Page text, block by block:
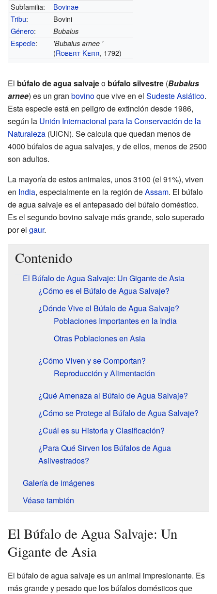
Subfamilia:
Bovinae
Tribu:
Bovini
Género: Bubalus
Especie: 'Bubalus arnee '
(Robert Kerr, 1792)
El búfalo de agua salvajeo búfalo silvestre (Bubalus
arnee) es un gran bovinoque vive en el Sudeste Asiático.
Esta especie está en peligro de extinción desde 1986,
según la Unión Internacional para la Conservación de la
Naturaleza (UICN). Se calcula que quedan menos de
4000 búfalos de agua salvajes, y de ellos, menos de 2500
son adultos.
La mayoría de estos animales, unos 3100 (el 91%), viven
en India, especialmente en la región deAssam. El búfalo
de agua salvaje es el antepasado del búfalo doméstico.
Es el segundo bovino salvaje más grande, solo superado
por el gaur.
Contenido
El Búfalo de Agua Salvaje: Un Gigante de Asia
¿Cómo es el Búfalo de Agua Salvaje?
¿Dónde Vive el Búfalo de Agua Salvaje?
Poblaciones Importantes en la India
Otras Poblaciones en Asia
¿Cómo Viven y se Comportan?
Reproducción y Alimentación
¿Qué Amenaza al Búfalo de Agua Salvaje?
¿Cómo se Protege al Búfalo de Agua Salvaje?
¿Cuál es su Historia y Clasificación?
¿Para Qué Sirven los Búfalos de Agua
Asilvestrados?
Galería de imágenes
Véase también
El Búfalo de Agua Salvaje: Un
Gigante de Asia
El búfalo de agua salvaje es un animal impresionante. Es
más grande y pesado que los búfalos domésticos que